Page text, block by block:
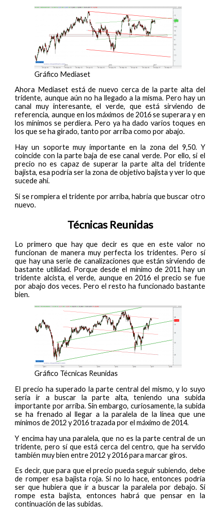
Gráfico Mediaset
Ahora Mediaset está de nuevo cerca de la parte alta del
tridente, aunque aún no ha llegado a la misma. Pero hay un
canal muy interesante, el verde, que está sirviendo de
referencia, aunque en los máximos de 2016 se superara y en
los mínimos se perdiera. Pero ya ha dado varios toques en
los que se ha girado, tanto por arriba como por abajo.
Hay un soporte muy importante en la zona del 9,50. Y
coincide con la parte baja de ese canal verde. Por ello, si el
precio no es capaz de superar la parte alta del tridente
bajista, esa podría ser la zona de objetivo bajista y ver lo que
sucede ahí.
Si se rompiera el tridente por arriba, habría que buscar otro
nuevo.
Técnicas Reunidas
Lo primero que hay que decir es que en este valor no
funcionan de manera muy perfecta los tridentes. Pero sí
que hay una serie de canalizaciones que están sirviendo de
bastante utilidad. Porque desde el mínimo de 2011 hay un
tridente alcista, el verde, aunque en 2016 el precio se fue
por abajo dos veces. Pero el resto ha funcionado bastante
bien.
Gráfico Técnicas Reunidas
El precio ha superado la parte central del mismo, y lo suyo
sería ir a buscar la parte alta, teniendo una subida
importante por arriba. Sin embargo, curiosamente, la subida
se ha frenado al llegar a la paralela de la línea que une
mínimos de 2012 y 2016 trazada por el máximo de 2014.
Y encima hay una paralela, que no es la parte central de un
tridente, pero sí que está cerca del centro, que ha servido
también muy bien entre 2012 y 2016 para marcar giros.
Es decir, que para que el precio pueda seguir subiendo, debe
de romper esa bajista roja. Si no lo hace, entonces podría
ser que hubiera que ir a buscar la paralela por debajo. Si
rompe esta bajista, entonces habrá que pensar en la
continuación de las subidas.